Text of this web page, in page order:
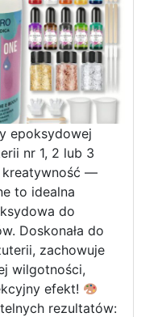
epoksydowej
nr 1, 2 lub 3
kreatywność —
to idealna
do
Doskonała do
zachowuje
wilgotności,
efekt!
rezultatów: